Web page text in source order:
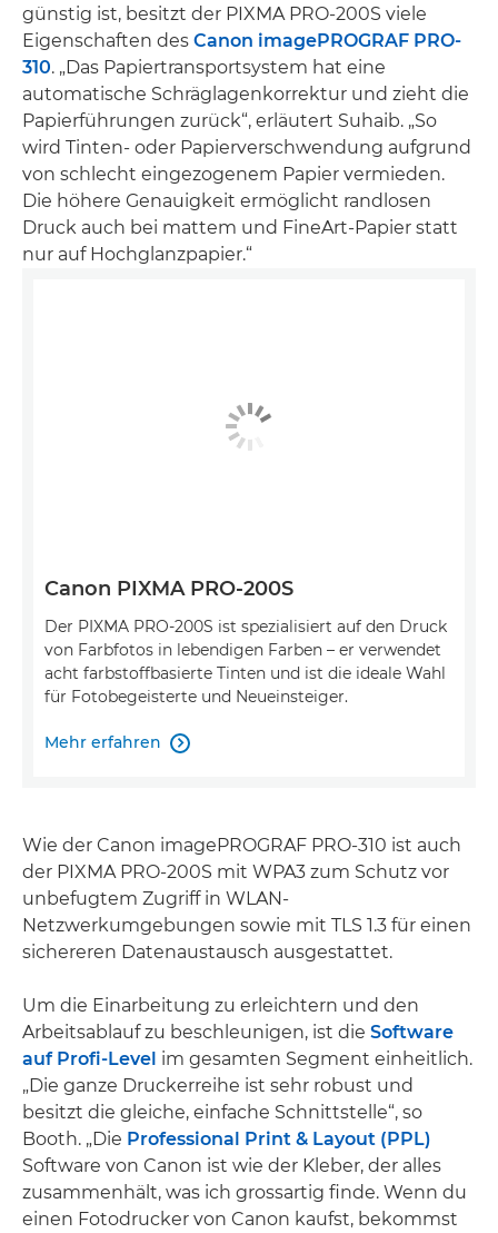
günstig ist, besitzt der PIXMA PRO-200S viele
Eigenschaften des Canon imagePROGRAF PRO-
310. „Das Papiertransportsystem hat eine
automatische Schräglagenkorrektur und zieht die
Papierführungen zurück“, erläutert Suhaib. „So
wird Tinten- oder Papierverschwendung aufgrund
von schlecht eingezogenem Papier vermieden.
Die höhere Genauigkeit ermöglicht randlosen
Druck auch bei mattem und FineArt-Papier statt
nur auf Hochglanzpapier.“
Canon PIXMA PRO-200S
Der PIXMA PRO-200S ist spezialisiert auf den Druck
von Farbfotos in lebendigen Farben – er verwendet
acht farbstoffbasierte Tinten und ist die ideale Wahl
für Fotobegeisterte und Neueinsteiger.
Mehr erfahren 
Wie der Canon imagePROGRAF PRO-310 ist auch
der PIXMA PRO-200S mit WPA3 zum Schutz vor
unbefugtem Zugriff in WLAN-
Netzwerkumgebungen sowie mit TLS 1.3 für einen
sichereren Datenaustausch ausgestattet.
Um die Einarbeitung zu erleichtern und den
Arbeitsablauf zu beschleunigen, ist die Software
auf Profi-Level im gesamten Segment einheitlich.
„Die ganze Druckerreihe ist sehr robust und
besitzt die gleiche, einfache Schnittstelle“, so
Booth. „Die Professional Print & Layout (PPL)
Software von Canon ist wie der Kleber, der alles
zusammenhält, was ich grossartig finde. Wenn du
einen Fotodrucker von Canon kaufst, bekommst